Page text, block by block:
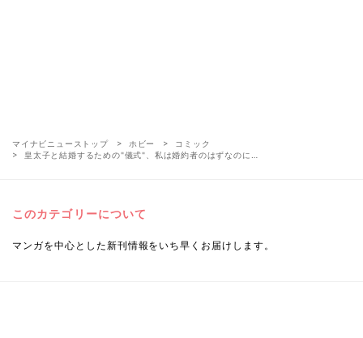
マイナビニューストップ ホビー
コミック
皇太子と結婚するための"儀式"、私は婚約者のはずなのに…
このカテゴリーについて
マンガを中心とした新刊情報をいち早くお届けします。